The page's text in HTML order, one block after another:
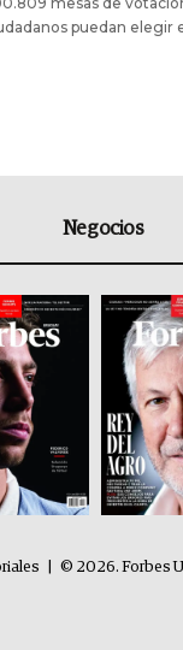
puedan elegir
Negocios
© 2026. Forbes